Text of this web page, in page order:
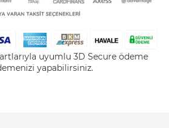
uyumlu 3D Secure ödeme
yapabilirsiniz.